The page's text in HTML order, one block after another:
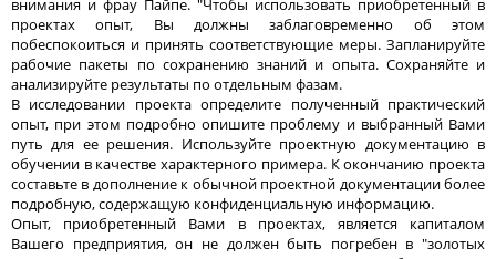
проектах опыт, Вы должны заблаговременно об этом
побеспокоиться и принять соответствующие меры. Запланируйте
рабочие пакеты по сохранению знаний и опыта. Сохраняйте и
анализируйте результаты по отдельным фазам.
В исследовании проекта определите полученный практический
опыт, при этом подробно опишите проблему и выбранный Вами
путь для ее решения. Используйте проектную документацию в
обучении в качестве характерного примера. К окончанию проекта
составьте в дополнение к обычной проектной документации более
подробную, содержащую конфиденциальную информацию.
Опыт, приобретенный Вами в проектах, является капиталом
Вашего предприятия, он не должен быть погребен в "золотых